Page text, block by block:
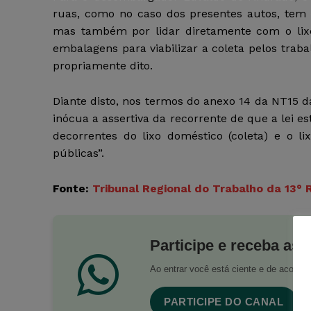
ruas, como no caso dos presentes autos,
mas também por lidar diretamente com o
embalagens para viabilizar a coleta pelos
propriamente dito.
Diante disto, nos termos do anexo 14 da NT15
inócua a assertiva da recorrente de que a lei
decorrentes do lixo doméstico (coleta) e o
públicas”.
Fonte: Tribunal Regional do Trabalho da 13°
Participe e receba as
Ao entrar você está ciente e de
PARTICIPE DO CANAL